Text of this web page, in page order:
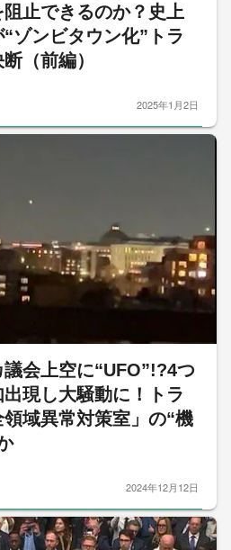
止できるのか？史上
ゾンビタウン化”トラ
（前編）
2025年1月2日
議会上空に“UFO”!?4つ
現し大騒動に！トラ
域異常対策室」の“機
2024年12月12日